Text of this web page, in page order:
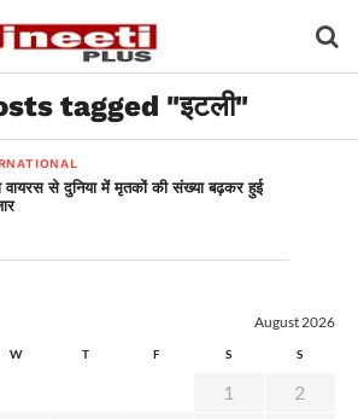
tagged "इटली"
वायरस से दुनिया में मृतकों की संख्या बढ़कर हुई
August 2026
W T F S S
1
2